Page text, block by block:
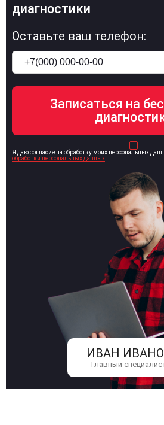
ИВАН
Главный
диагностики
Оставьте ваш телефон:
Я даю согласие на обработку моих персональных
обработки персональных данных